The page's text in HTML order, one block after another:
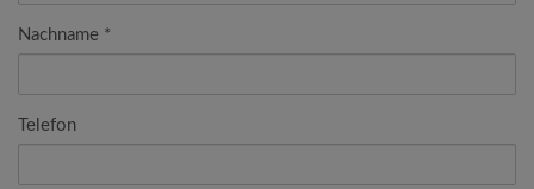
Nachname
Telefon